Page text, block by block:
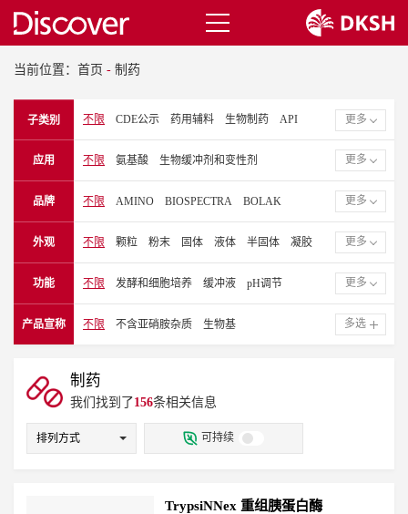
当前位置： 首页 - 制药
子类别 不限 CDE公示 药用辅料 生物制药
API
洁净室耗材
更多
应用 不限 氨基酸
生物缓冲剂和变性剂
细胞培养添加剂
生化和试剂 胶囊
颗粒
口服制剂
改善口感 掩饰口感 局部的
注射剂和肠外注射剂
溶液
片剂
矿物质和营养素
粉末 吸入 眼科
口腔
医疗器械
牙科 外用药
洁净室管理
磷酸盐缓冲体系
酸调节剂
无机盐/矿物盐
有机溶剂
变性剂 抑菌剂/抗氧化剂
防腐剂
电解质平衡剂 保护剂
更多
品牌 不限 AMINO BIOSPECTRA
BOLAK
CITRIBEL
CLARIANT
DUKSAN PURE CHEMICAL
EFP BIOTEK
MALHOTRA ORGANIC
NIPPON TALC
更多
外观 不限 颗粒 粉末 固体 液体 半固体
凝胶
纤维和不锈钢
更多
功能 不限 发酵和细胞培养 缓冲液
pH调节
碳水化合物来源
生物缓冲液 崩解剂
口感改善
口感掩饰
表面活性剂 辅助的
更多
产品宣称 不限 不含亚硝胺杂质 生物基 多选
制药
我们找到了156条相关信息
排列方式 可持续
TrypsiNNex 重组胰蛋白酶